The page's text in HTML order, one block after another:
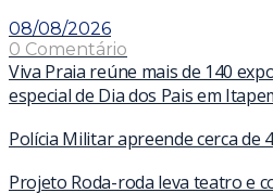
08/08/2026
0 Comentário
Viva Praia reúne mais de 140
especial de Dia dos Pais em
Polícia Militar apreende cerca de
Projeto Roda-roda leva teatro e